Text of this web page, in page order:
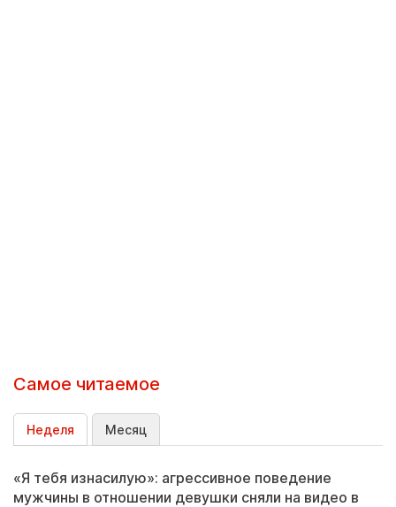
Самое читаемое
Неделя Месяц
«Я тебя изнасилую»: агрессивное поведение
мужчины в отношении девушки сняли на видео в